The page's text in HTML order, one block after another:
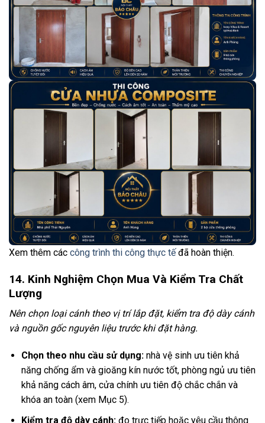
Xem thêm các công trình thi công thực tếđã hoàn thiện.
14. Kinh Nghiệm Chọn Mua Và Kiểm Tra Chất
Lượng
Nên chọn loại cánh theo vị trí lắp đặt, kiểm tra độ dày cánh
và nguồn gốc nguyên liệu trước khi đặt hàng.
Chọn theo nhu cầu sử dụng:nhà vệ sinh ưu tiên khả
năng chống ẩm và gioăng kín nước tốt, phòng ngủ ưu tiên
khả năng cách âm, cửa chính ưu tiên độ chắc chắn và
khóa an toàn (xem Mục 5).
Kiểm tra độ dày cánh:đo trực tiếp hoặc yêu cầu thông